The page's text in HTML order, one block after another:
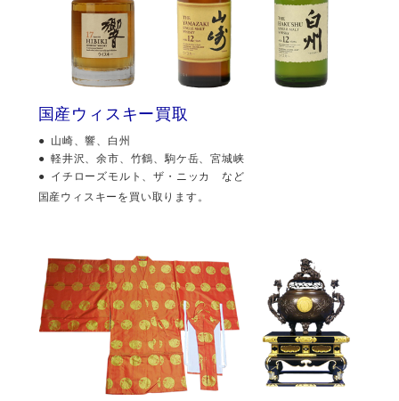
国産ウィスキー買取
山崎、響、白州
軽井沢、余市、竹鶴、駒ケ岳、宮城峡
イチローズモルト、ザ・ニッカ など
国産ウィスキーを買い取ります。